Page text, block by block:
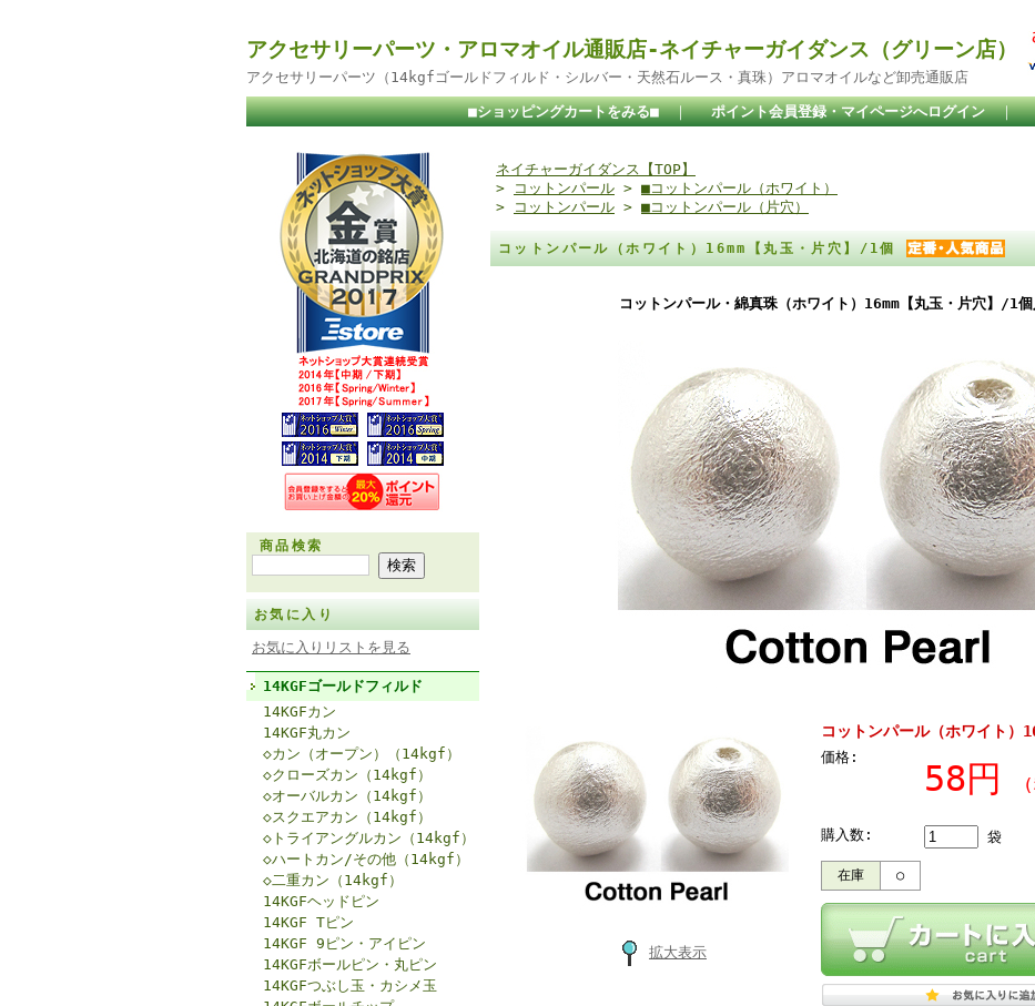
アクセサリーパーツ・アロマオイル通販店-ネイチャーガイダンス（グリーン店）
アクセサリーパーツ（14kgfゴールドフィルド・シルバー・天然石ルース・真珠）アロマオイルなど卸売通販店
■ショッピングカートをみる■ ｜ ポイント会員登録・マイページへログイン ｜
商品検索
お気に入り
お気に入りリストを見る
14KGFゴールドフィルド
14KGFカン
14KGF丸カン
◇カン（オープン）（14kgf）
◇クローズカン（14kgf）
◇オーバルカン（14kgf）
◇スクエアカン（14kgf）
◇トライアングルカン（14kgf）
◇ハートカン/その他（14kgf）
◇二重カン（14kgf）
14KGFヘッドピン
14KGF Tピン
14KGF 9ピン・アイピン
14KGFボールピン・丸ピン
14KGFつぶし玉・カシメ玉
ネイチャーガイダンス【TOP】
>
コットンパール > ■コットンパール（ホワイト）
>
コットンパール > ■コットンパール（片穴）
コットンパール（ホワイト）16mm【丸玉・片穴】/1個
コットンパール・綿真珠（ホワイト）16mm【丸玉・片穴】/1個
拡大表示
コットンパール（ホワイト）
価格:
58円
購入数: 袋
在庫 ○